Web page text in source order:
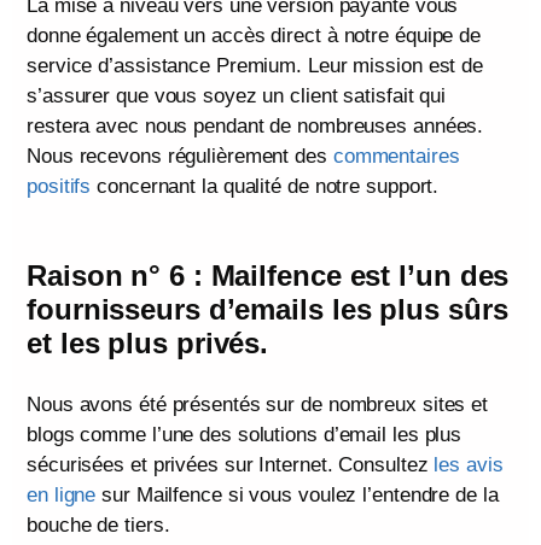
La mise à niveau vers une version payante vous
donne également un accès direct à notre équipe de
service d’assistance Premium. Leur mission est de
s’assurer que vous soyez un client satisfait qui
restera avec nous pendant de nombreuses années.
Nous recevons régulièrement des commentaires
positifs concernant la qualité de notre support.
Raison n° 6 : Mailfence est l’un des
fournisseurs d’emails les plus sûrs
et les plus privés.
Nous avons été présentés sur de nombreux sites et
blogs comme l’une des solutions d’email les plus
sécurisées et privées sur Internet. Consultez les avis
en ligne sur Mailfence si vous voulez l’entendre de la
bouche de tiers.